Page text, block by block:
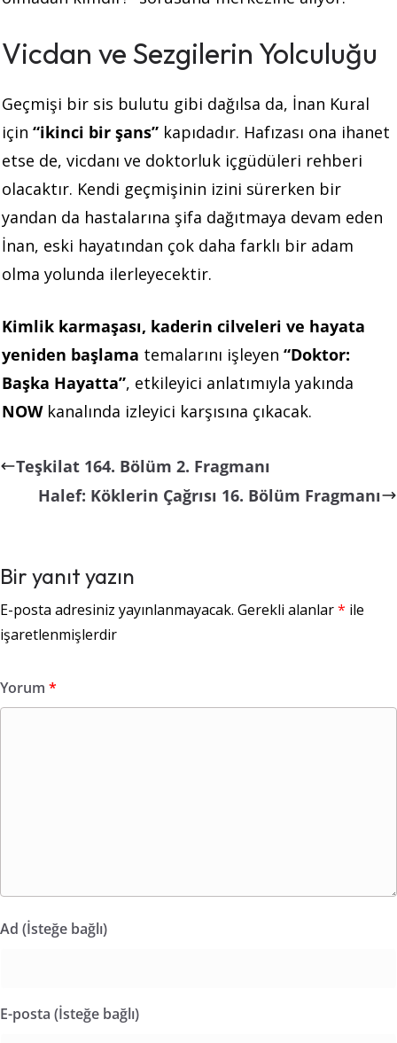
Vicdan ve Sezgilerin Yolculuğu
Geçmişi bir sis bulutu gibi dağılsa da, İnan Kural
için “ikinci bir şans” kapıdadır. Hafızası ona ihanet
etse de, vicdanı ve doktorluk içgüdüleri rehberi
olacaktır. Kendi geçmişinin izini sürerken bir
yandan da hastalarına şifa dağıtmaya devam eden
İnan, eski hayatından çok daha farklı bir adam
olma yolunda ilerleyecektir.
Kimlik karmaşası, kaderin cilveleri ve hayata
yeniden başlama temalarını işleyen “Doktor:
Başka Hayatta”, etkileyici anlatımıyla yakında
NOWkanalında izleyici karşısına çıkacak.
Teşkilat 164. Bölüm 2. Fragmanı
Halef: Köklerin Çağrısı 16. Bölüm Fragmanı
Bir yanıt yazın
E-posta adresiniz yayınlanmayacak. Gerekli alanlar* ile
işaretlenmişlerdir
Yorum *
Ad (İsteğe bağlı)
E-posta (İsteğe bağlı)